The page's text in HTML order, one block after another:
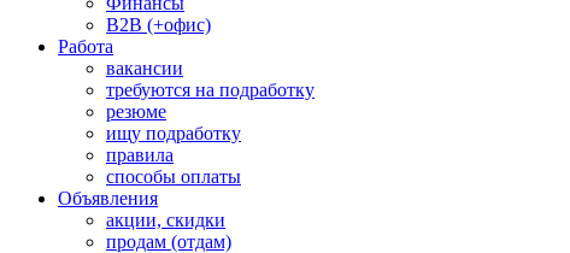
B2B (+офис)
Работа
вакансии
требуются на подработку
резюме
ищу подработку
правила
способы оплаты
Объявления
акции, скидки
продам (отдам)